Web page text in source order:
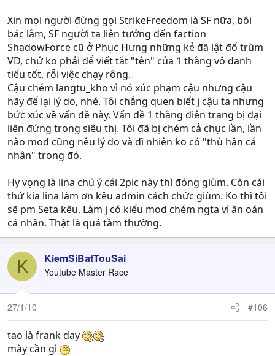
Xin mọi người đừng gọi StrikeFreedom là SF nữa, bôi
bác lắm, SF người ta liên tưởng đến faction
ShadowForce cũ ở Phục Hưng những kẻ đã lật đổ trùm
VD, chứ ko phải để viết tắt "tên" của 1 thằng vô danh
tiểu tốt, rỗi việc chạy rông.
Cậu chém langtu_kho vì nó xúc phạm cậu nhưng cậu
hãy để lại lý do, nhé. Tôi chẳng quen biết j cậu ta nhưng
bức xúc về vấn đề này. Vấn đề 1 thằng điên trang bị đại
liên đứng trong siêu thị. Tôi đã bị chém cả chục lần, lần
nào mod cũng nêu lý do và dĩ nhiên ko có "thù hận cá
nhân" trong đó.
Hy vọng là lina chú ý cái 2pic này thì đóng giùm. Còn cái
thứ kia lina làm ơn kêu admin cách chức giùm. Ko thì tôi
sẽ pm Seta kêu. Làm j có kiểu mod chém ngta vì ân oán
cá nhân. Thật là quá tầm thường.
K KiemSiBatTouSai
Youtube Master Race
27/1/10 #106
tao là frank day
mày cần gì